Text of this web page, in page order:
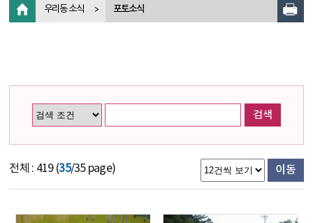
우리동 소식 포토소식
검색
전체 : 419 (35/35 page) 이동